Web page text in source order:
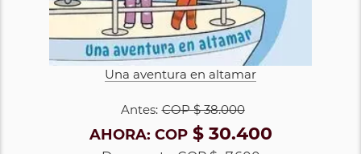
Una aventura en altamar
Antes: COP$ 38.000
AHORA: COP$ 30.400